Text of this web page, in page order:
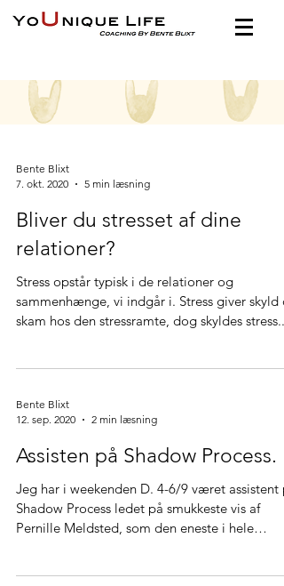
Bente Blixt
7. okt. 2020
5 min læsning
Bliver du stresset af dine
relationer?
Stress opstår typisk i de relationer og
sammenhænge, vi indgår i. Stress giver skyld
skam hos den stressramte, dog skyldes stress...
Bente Blixt
12. sep. 2020
2 min læsning
Assisten på Shadow Process.
Jeg har i weekenden D. 4-6/9 været assistent
Shadow Process ledet på smukkeste vis af
Pernille Meldsted, som den eneste i hele